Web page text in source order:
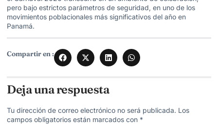
pero bajo estrictos parámetros de seguridad, en uno de los
movimientos poblacionales más significativos del año en
Panamá.
Compartir en :
Deja una respuesta
Tu dirección de correo electrónico no será publicada. Los
campos obligatorios están marcados con *